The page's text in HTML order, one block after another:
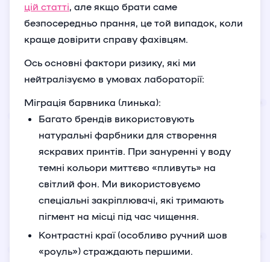
цій статті, але якщо брати саме
безпосередньо прання, це той випадок, коли
краще довірити справу фахівцям.
Ось основні фактори ризику, які ми
нейтралізуємо в умовах лабораторії:
Міграція барвника (линька):
Багато брендів використовують
натуральні фарбники для створення
яскравих принтів. При зануренні у воду
темні кольори миттєво «пливуть» на
світлий фон. Ми використовуємо
спеціальні закріплювачі, які тримають
пігмент на місці під час чищення.
Контрастні краї (особливо ручний шов
«роуль») страждають першими.